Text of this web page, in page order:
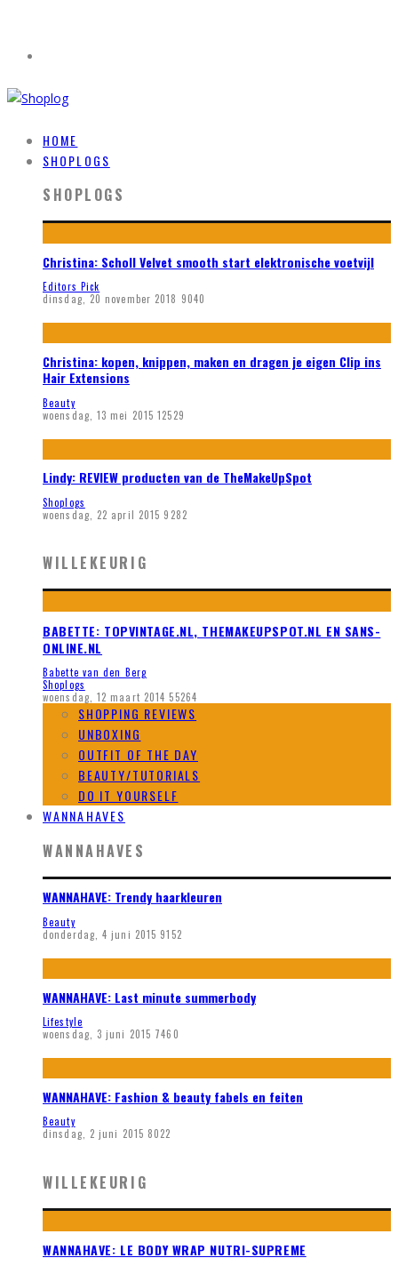
HOME
SHOPLOGS
SHOPLOGS
Christina: Scholl Velvet smooth start elektronische voetvijl
Editors Pick
dinsdag, 20 november 2018 9040
Christina: kopen, knippen, maken en dragen je eigen Clip ins
Hair Extensions
Beauty
woensdag, 13 mei 2015 12529
Lindy: REVIEW producten van de TheMakeUpSpot
Shoplogs
woensdag, 22 april 2015 9282
WILLEKEURIG
BABETTE: TOPVINTAGE.NL, THEMAKEUPSPOT.NL EN SANS-
ONLINE.NL
Babette van den Berg
Shoplogs
woensdag, 12 maart 2014 55264
SHOPPING REVIEWS
UNBOXING
OUTFIT OF THE DAY
BEAUTY/TUTORIALS
DO IT YOURSELF
WANNAHAVES
WANNAHAVES
WANNAHAVE: Trendy haarkleuren
Beauty
donderdag, 4 juni 2015 9152
WANNAHAVE: Last minute summerbody
Lifestyle
woensdag, 3 juni 2015 7460
WANNAHAVE: Fashion & beauty fabels en feiten
Beauty
dinsdag, 2 juni 2015 8022
WILLEKEURIG
WANNAHAVE: LE BODY WRAP NUTRI-SUPREME